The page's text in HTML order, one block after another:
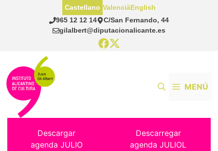
965 12 12 14
C/San Fernando, 44
gilalbert@diputacionalicante.es
Castellano ValenciàEnglish
MENÚ
Descargar
agenda JULIO
Descarregar
agenda JULIOL